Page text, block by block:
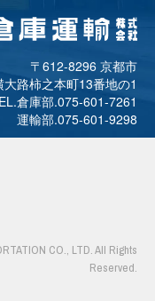
〒612-8296 京都市
路柿之本町13番地の1
倉庫部.075-601-7261
運輸部.075-601-9298
CO., LTD. All Rights
Reserved.